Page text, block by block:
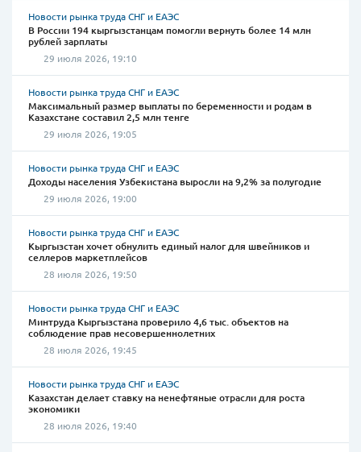
Новости рынка труда СНГ и ЕАЭС
В России 194 кыргызстанцам помогли вернуть более 14 млн
рублей зарплаты
29 июля 2026, 19:10
Новости рынка труда СНГ и ЕАЭС
Максимальный размер выплаты по беременности и родам в
Казахстане составил 2,5 млн тенге
29 июля 2026, 19:05
Новости рынка труда СНГ и ЕАЭС
Доходы населения Узбекистана выросли на 9,2% за полугодие
29 июля 2026, 19:00
Новости рынка труда СНГ и ЕАЭС
Кыргызстан хочет обнулить единый налог для швейников и
селлеров маркетплейсов
28 июля 2026, 19:50
Новости рынка труда СНГ и ЕАЭС
Минтруда Кыргызстана проверило 4,6 тыс. объектов на
соблюдение прав несовершеннолетних
28 июля 2026, 19:45
Новости рынка труда СНГ и ЕАЭС
Казахстан делает ставку на ненефтяные отрасли для роста
экономики
28 июля 2026, 19:40